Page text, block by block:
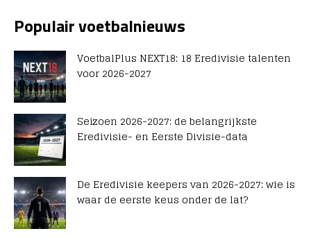
Populair voetbalnieuws
VoetbalPlus NEXT18: 18 Eredivisie talenten
voor 2026-2027
Seizoen 2026-2027: de belangrijkste
Eredivisie- en Eerste Divisie-data
De Eredivisie keepers van 2026-2027: wie is
waar de eerste keus onder de lat?